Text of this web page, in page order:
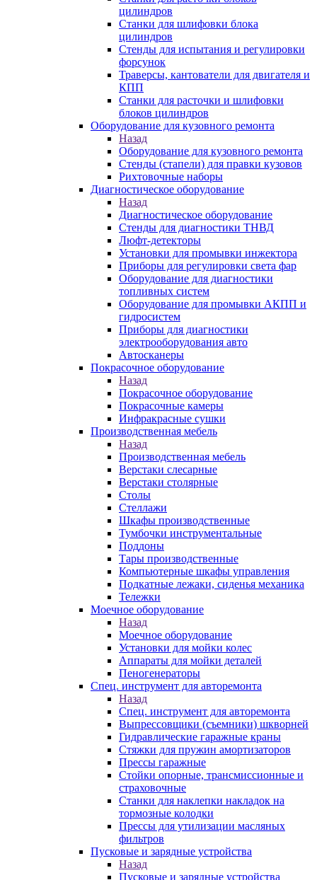
цилиндров
Станки для шлифовки блока
цилиндров
Стенды для испытания и регулировки
форсунок
Траверсы, кантователи для двигателя и
КПП
Станки для расточки и шлифовки
блоков цилиндров
Оборудование для кузовного ремонта
Назад
Оборудование для кузовного ремонта
Стенды (стапели) для правки кузовов
Рихтовочные наборы
Диагностическое оборудование
Назад
Диагностическое оборудование
Стенды для диагностики ТНВД
Люфт-детекторы
Установки для промывки инжектора
Приборы для регулировки света фар
Оборудование для диагностики
топливных систем
Оборудование для промывки АКПП и
гидросистем
Приборы для диагностики
электрооборудования авто
Автосканеры
Покрасочное оборудование
Назад
Покрасочное оборудование
Покрасочные камеры
Инфракрасные сушки
Производственная мебель
Назад
Производственная мебель
Верстаки слесарные
Верстаки столярные
Столы
Стеллажи
Шкафы производственные
Тумбочки инструментальные
Поддоны
Тары производственные
Компьютерные шкафы управления
Подкатные лежаки, сиденья механика
Тележки
Моечное оборудование
Назад
Моечное оборудование
Установки для мойки колес
Аппараты для мойки деталей
Пеногенераторы
Спец. инструмент для авторемонта
Назад
Спец. инструмент для авторемонта
Выпрессовщики (съемники) шкворней
Гидравлические гаражные краны
Стяжки для пружин амортизаторов
Прессы гаражные
Стойки опорные, трансмиссионные и
страховочные
Станки для наклепки накладок на
тормозные колодки
Прессы для утилизации масляных
фильтров
Пусковые и зарядные устройства
Назад
Пусковые и зарядные устройства